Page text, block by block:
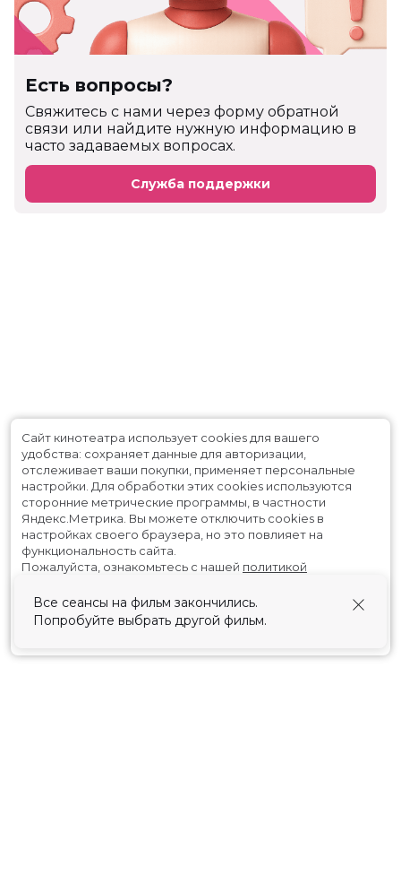
Есть вопросы?
Cвяжитесь с нами через форму обратной
связи или найдите нужную информацию в
часто задаваемых вопросах.
Служба поддержки
Все сеансы на фильм закончились.
Попробуйте выбрать другой фильм.
Сайт кинотеатра использует cookies для вашего
удобства: сохраняет данные для авторизации,
отслеживает ваши покупки, применяет персональные
настройки. Для обработки этих cookies используются
сторонние метрические программы, в частности
Яндекс.Метрика. Вы можете отключить cookies в
настройках своего браузера, но это повлияет на
функциональность сайта.
Пожалуйста, ознакомьтесь с нашей политикой
Принять